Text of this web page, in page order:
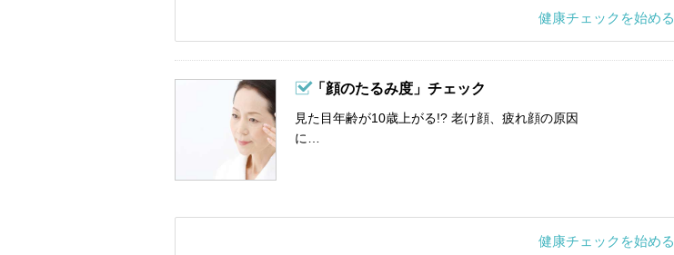
健康チェックを始める
「顔のたるみ度」チェック
見た目年齢が10歳上がる!? 老け顔、疲れ顔の原因
に…
健康チェックを始める